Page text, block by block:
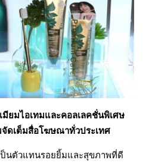
มียมไอเทมและคอลเลคชั่นพิเศษ
จัดเต็มสื่อโฆษณาทั่วประเทศ
ป็นตัวแทนรอยยิ้มและสุขภาพที่ดี